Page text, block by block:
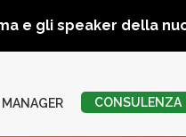
e gli speaker della
CONSULENZA